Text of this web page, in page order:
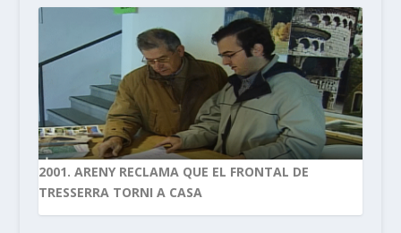
2001. ARENY RECLAMA QUE EL FRONTAL DE
TRESSERRA TORNI A CASA